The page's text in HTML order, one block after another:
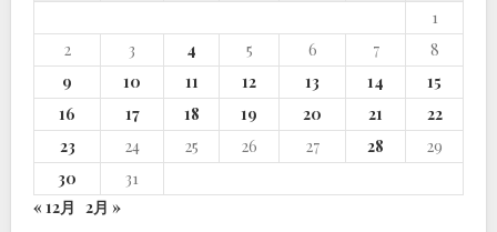
1
2
3 4 5 6 7
8
9
10 11 12 13 14
15
16
17 18 19 20 21
22
23
24 25 26 27 28
29
30
31
« 12月 2月 »